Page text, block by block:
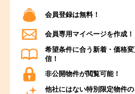
会員登録は無料！
会員専用マイページを作成！
希望条件に合う新着・価格
信！
非公開物件が閲覧可能！
他社にはない特別限定物件